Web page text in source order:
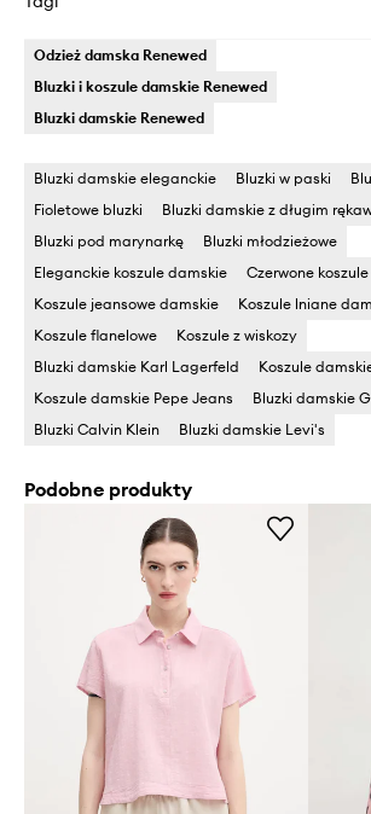
Odzież damska Renewed
Bluzki i koszule damskie Renewed
Bluzki damskie Renewed
Bluzki damskie eleganckie Bluzki w paski
Fioletowe bluzki
Bluzki damskie z długim
Bluzki pod marynarkę
Bluzki młodzieżowe
Eleganckie koszule damskie
Czerwone koszule
Koszule jeansowe damskie
Koszule lniane
Koszule flanelowe
Koszule z wiskozy
Bluzki damskie Karl Lagerfeld
Koszule
Koszule damskie Pepe Jeans
Bluzki damskie
Bluzki Calvin Klein
Bluzki damskie Levi's
Podobne produkty